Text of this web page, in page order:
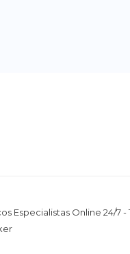
Especialistas Online 24/7